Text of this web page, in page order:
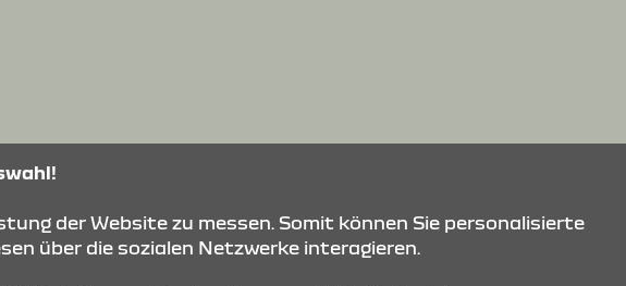
der Website zu messen. Somit können Sie personalisierte
über die sozialen Netzwerke interagieren.